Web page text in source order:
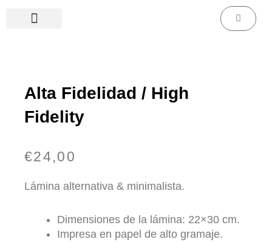
Carrito
Alta Fidelidad / High
Fidelity
€24,00
Lámina alternativa & minimalista.
Dimensiones de la lámina: 22×30 cm.
Impresa en papel de alto gramaje.